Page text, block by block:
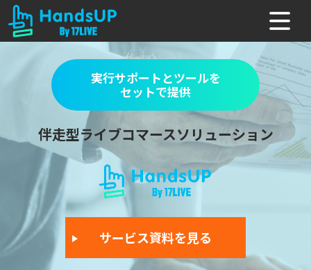
実行サポートとツールを
セットで提供
伴走型ライブコマースソリューション
サービス資料を見る